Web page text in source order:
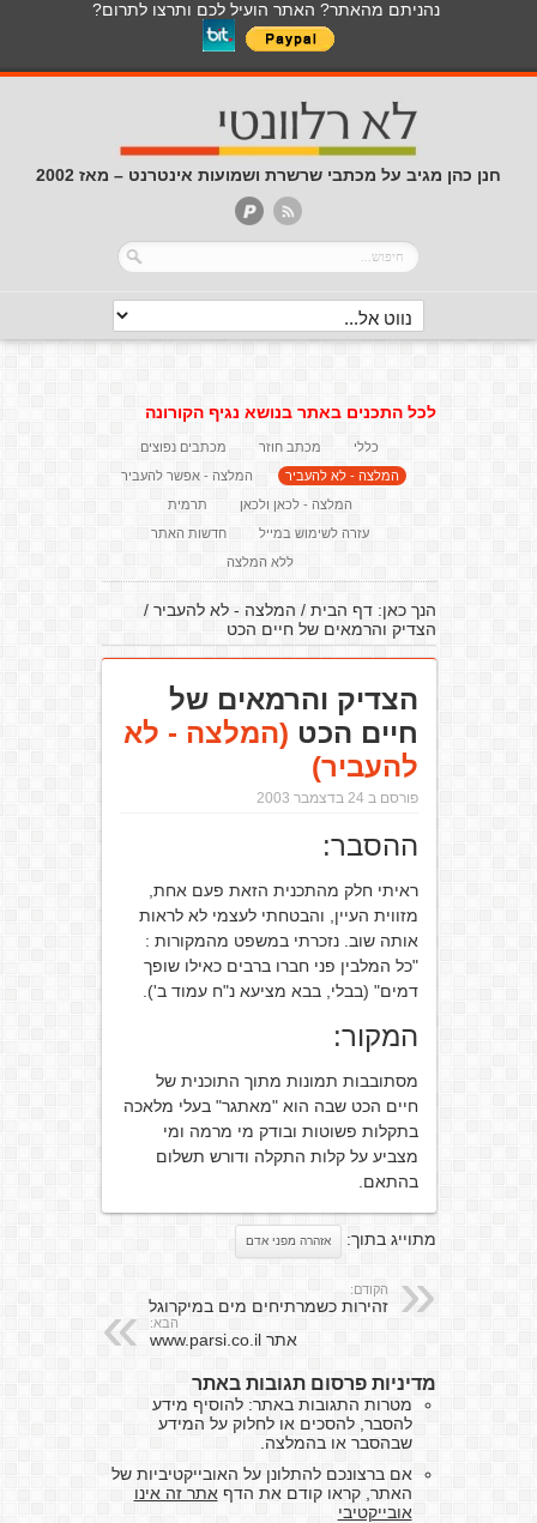
נהניתם מהאתר? האתר הועיל לכם ותרצו לתרום?
חנן כהן מגיב על מכתבי שרשרת ושמועות אינטרנט – מאז 2002
לכל התכנים באתר בנושא נגיף הקורונה
כללי מכתב חוזר
מכתבים נפוצים
המלצה - לא להעביר
המלצה - אפשר להעביר
המלצה - לכאן ולכאן
תרמית
עזרה לשימוש במייל
חדשות האתר
ללא המלצה
הנך כאן:דף הבית / המלצה - לא להעביר /
הצדיק והרמאים של חיים הכט
הצדיק והרמאים של
חיים הכט (המלצה - לא
להעביר)
פורסם ב 24 בדצמבר 2003
ההסבר:
ראיתי חלק מהתכנית הזאת פעם אחת,
מזווית העיין, והבטחתי לעצמי לא לראות
אותה שוב. נזכרתי במשפט מהמקורות :
"כל המלבין פני חברו ברבים כאילו שופך
דמים" (בבלי, בבא מציעא נ"ח עמוד ב').
המקור:
מסתובבות תמונות מתוך התוכנית של
חיים הכט שבה הוא "מאתגר" בעלי מלאכה
בתקלות פשוטות ובודק מי מרמה ומי
מצביע על קלות התקלה ודורש תשלום
בהתאם.
מתוייג בתוך: אזהרה מפני אדם
הקודם:
זהירות כשמרתיחים מים במיקרוגל
הבא:
אתר www.parsi.co.il
מדיניות פרסום תגובות באתר
מטרות התגובות באתר: להוסיף מידע
להסבר, להסכים או לחלוק על המידע
שבהסבר או בהמלצה.
אם ברצונכם להתלונן על האובייקטיביות של
האתר, קראו קודם את הדףאתר זה אינו
אובייקטיבי